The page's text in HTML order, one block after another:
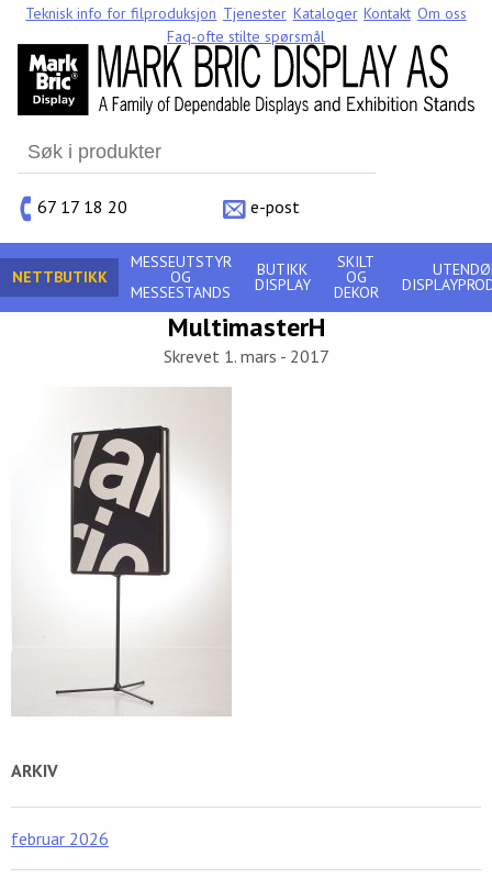
Search
for:
67 17 18 20
e-post
Teknisk info for filproduksjon Tjenester Kataloger Kontakt Om oss
Faq-ofte stilte spørsmål
NETTBUTIKK
MESSEUTSTYR
OG
MESSESTANDS
BUTIKK
DISPLAY
SKILT
OG
DEKOR
MultimasterH
Skrevet 1. mars - 2017
ARKIV
februar 2026